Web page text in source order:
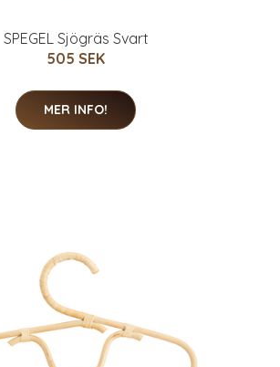
SPEGEL Sjögräs Svart
505 SEK
MER INFO!